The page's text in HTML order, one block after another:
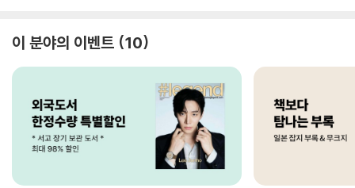
이 분야의 이벤트 10